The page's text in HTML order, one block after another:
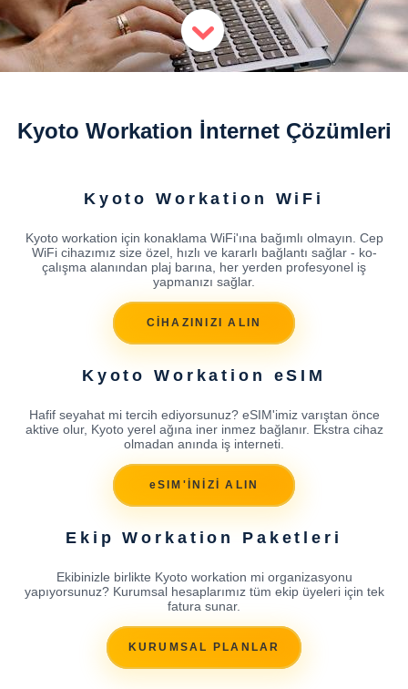
Kyoto Workation İnternet Çözümleri
Kyoto Workation WiFi
Kyoto workation için konaklama WiFi'ına bağımlı olmayın. Cep
WiFi cihazımız size özel, hızlı ve kararlı bağlantı sağlar - ko-
çalışma alanından plaj barına, her yerden profesyonel iş
yapmanızı sağlar.
CİHAZINIZI ALIN
Kyoto Workation eSIM
Hafif seyahat mi tercih ediyorsunuz? eSIM'imiz varıştan önce
aktive olur, Kyoto yerel ağına iner inmez bağlanır. Ekstra cihaz
olmadan anında iş interneti.
eSIM'İNİZİ ALIN
Ekip Workation Paketleri
Ekibinizle birlikte Kyoto workation mi organizasyonu
yapıyorsunuz? Kurumsal hesaplarımız tüm ekip üyeleri için tek
fatura sunar.
KURUMSAL PLANLAR